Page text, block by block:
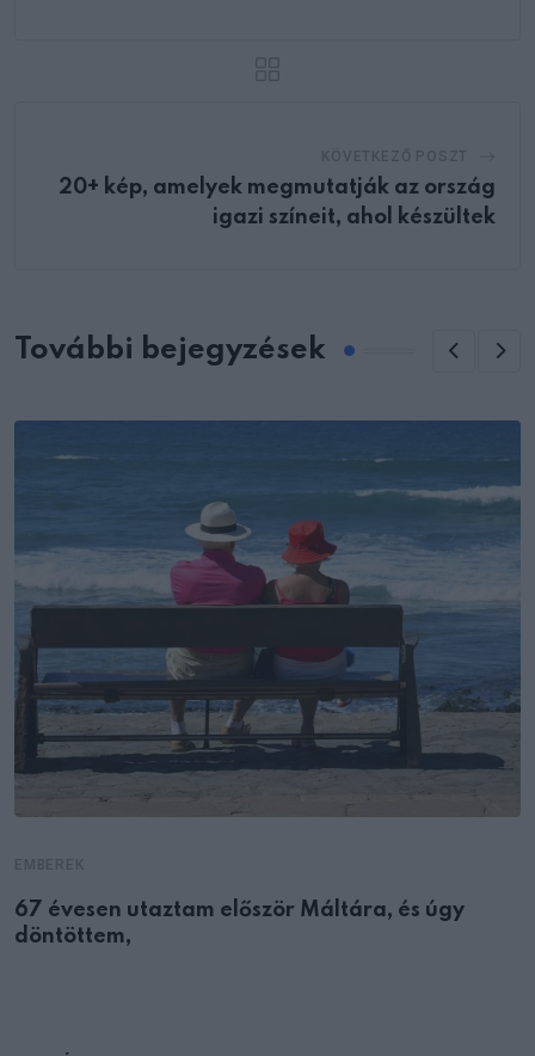
20+ kép, amelyek megmutatják az ország
igazi színeit, ahol készültek
További bejegyzések
67 évesen utaztam először Máltára, és úgy
döntöttem,